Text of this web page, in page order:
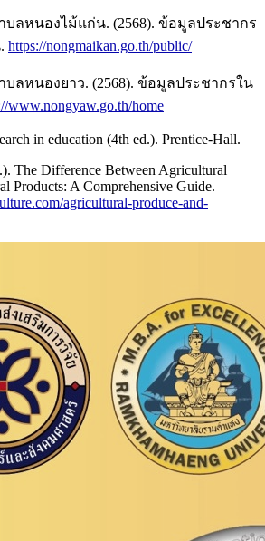
ลหนองไม้แก่น. (2568). ข้อมูลประชากร
https://nongmaikan.go.th/public/
ลหนองยาว. (2568). ข้อมูลประชากรใน
www.nongyaw.go.th/home
in education (4th ed.). Prentice-Hall.
The Difference Between Agricultural
Products: A Comprehensive Guide.
agricultural-produce-and-